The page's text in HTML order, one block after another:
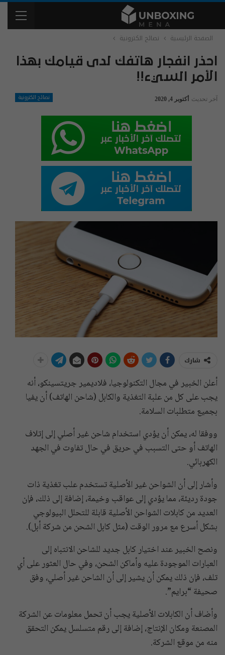
الصفحة الرئيسية نصائح الكترونية
احذر انفجار هاتفك لدى قيامك بهذا
الأمر السيء!!
نصائح الكترونية آخر تحديث أكتوبر 4, 2020
شارك
أعلن الخبير في مجال التكنولوجيا، فلاديمير جريتسينكو، أنه
يجب على كل من علبة التغذية والكابل (شاحن الهاتف) أن يفيا
بجميع متطلبات السلامة.
ووفقا له، يمكن أن يؤدي استخدام شاحن غير أصلي إلى إتلاف
الهاتف أو حتى التسبب في حريق في حال تفاوت في الجهد
الكهربائي.
وأشار إلى أن الشواحن غير الأصلية تستخدم علب تغذية ذات
جودة رديئة، مما يؤدي إلى عواقب وخيمة، إضافة إلى ذلك، فإن
العديد من كابلات الشواحن الأصلية قابلة للتحلل البيولوجي
بشكل أسرع مع مرور الوقت (مثل كابل الشحن من شركة أبل).
ونصح الخبير عند اختيار كابل جديد للشاحن الانتباه إلى
العبارات الموجودة عليه وأماكن الشحن، وفي حال العثور على أي
تلف، فإن ذلك يمكن أن يشير إلى أن الشاحن غير أصلي، وفق
صحيفة “برايم”.
وأضاف أن الكابلات الأصلية يجب أن تحمل معلومات عن الشركة
المصنعة ومكان الإنتاج، إضافة إلى رقم متسلسل يمكن التحقق
منه من موقع الشركة.